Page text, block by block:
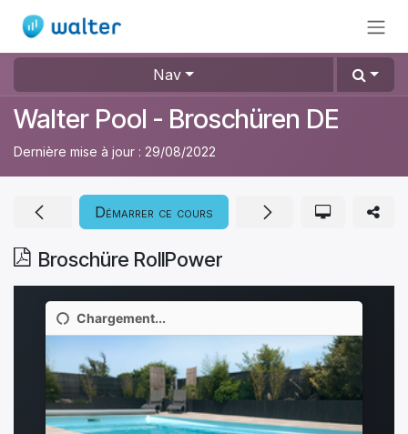
Se rendre au contenu
Nav
Walter Pool - Broschüren DE
Dernière mise à jour : 29/08/2022
Broschüre RollPower
Démarrer ce cours